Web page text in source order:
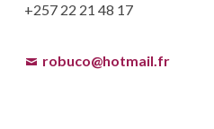
+257 22 21 48 17
robuco@hotmail.fr